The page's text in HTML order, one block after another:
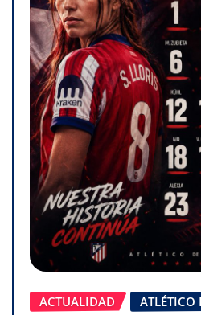
ACTUALIDAD
ATLÉTICO